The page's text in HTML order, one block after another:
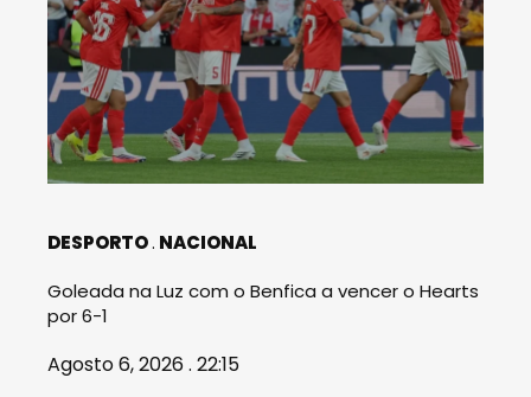
DESPORTO NACIONAL
Goleada na Luz com o Benfica a vencer o Hearts
por 6-1
Agosto 6, 2026 . 22:15